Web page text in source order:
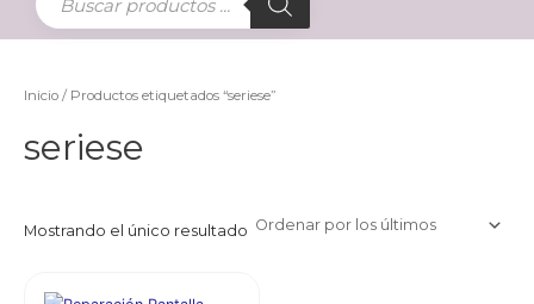
Inicio / Productos etiquetados “seriese”
seriese
Mostrando el único resultado